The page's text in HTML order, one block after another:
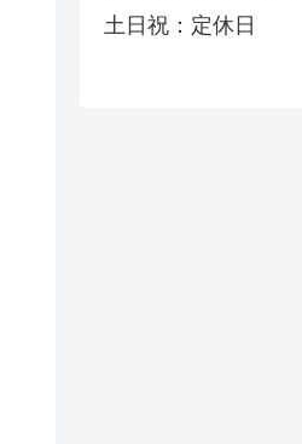
土日祝：定休日